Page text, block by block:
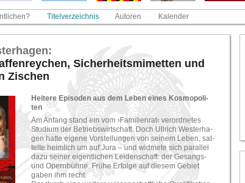
Titelverzeichnis Autoren Kalender
Si­cher­heits­mi­met­ten und
Zi­schen
Hei­te­re Epi­so­den aus dem Leben eines Kos­mo­po­li­
ten
Am An­fang stand ein vom ›Fa­mi­li­en­rat‹ ver­ord­ne­tes
Stu­di­um der Be­triebs­wirt­schaft. Doch Ull­rich Wes­t­er­ha­
gen hatte ei­ge­ne Vor­stel­lun­gen von sei­nem Leben, sat­
tel­te heim­lich um auf Jura – und wid­me­te sich par­al­lel
dazu sei­ner ei­gent­li­chen Lei­den­schaft: der Ge­sangs-​
und Opern­büh­ne. Frühe Er­fol­ge auf die­sem Ge­biet
gaben ihm recht.